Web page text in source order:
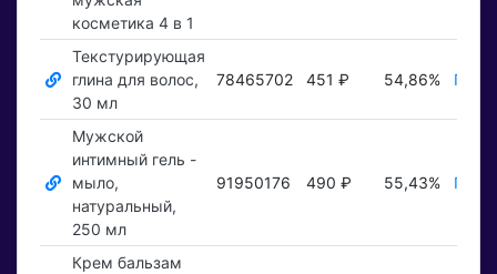
косметика 4 в 1
Текстурирующая
глина для волос,
30 мл
78465702 451 ₽ 54,86%
Мужской
интимный гель -
мыло,
натуральный,
250 мл
91950176 490 ₽ 55,43%
Крем бальзам